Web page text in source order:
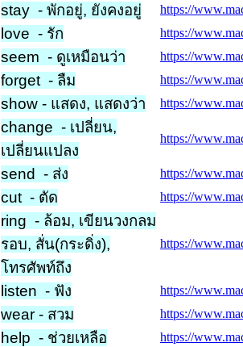
stay - พักอยู่, ยังคงอยู่
https://
love - รัก
https://
seem - ดูเหมือนว่า
https://
forget - ลืม
https://
show - แสดง, แสดงว่า https://
change - เปลี่ยน,
เปลี่ยนแปลง
https://
send - ส่ง
https://
cut - ตัด https://
ring - ล้อม, เขียนวงกลม
รอบ, สั่น(กระดิ่ง),
โทรศัพท์ถึง
https://
listen - ฟัง
https://
wear - สวม
https://
help - ช่วยเหลือ
https://